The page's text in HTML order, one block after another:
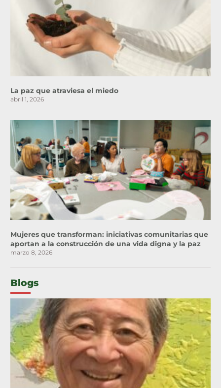
La paz que atraviesa el miedo
abril 1, 2026
Mujeres que transforman: iniciativas comunitarias que
aportan a la construcción de una vida digna y la paz
marzo 8, 2026
Blogs